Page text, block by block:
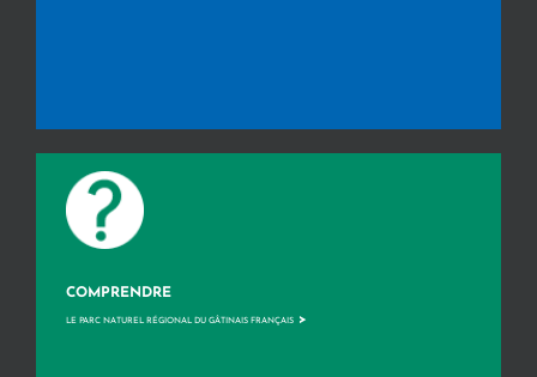
COMPRENDRE
LE PARC NATUREL RÉGIONAL DU GÂTINAIS FRANÇAIS >